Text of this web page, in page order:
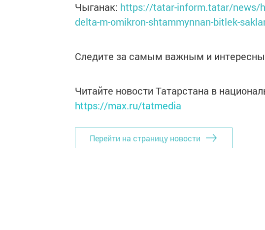
Чыганак: https://tatar-inform.tatar/news/
delta-m-omikron-shtammynnan-bitlek-
Следите за самым важным и
Читайте новости Татарстана в
https://max.ru/tatmedia
Перейти на страницу новости